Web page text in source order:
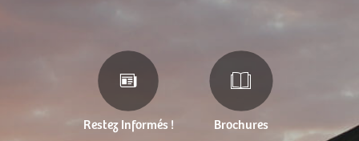
Restez Informés ! Brochures